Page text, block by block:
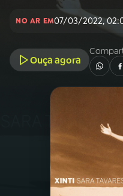
01INÍCIO
A RÁDIO
PROGRAMAÇÃO
PROGRAMAS
NO AR EM07/03/2022,
Ouça agora